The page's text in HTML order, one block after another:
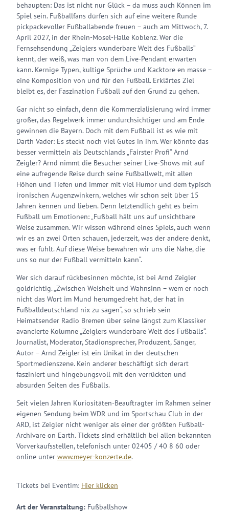
behaupten: Das ist nicht nur Glück – da muss auch Können im
Spiel sein. Fußballfans dürfen sich auf eine weitere Runde
pickpackevoller Fußballabende freuen – auch am Mittwoch, 7.
April 2027, in der Rhein-Mosel-Halle Koblenz. Wer die
Fernsehsendung „Zeiglers wunderbare Welt des Fußballs“
kennt, der weiß, was man von dem Live-Pendant erwarten
kann. Kernige Typen, kultige Sprüche und Kacktore en masse –
eine Komposition von und für den Fußball. Erklärtes Ziel
bleibt es, der Faszination Fußball auf den Grund zu gehen.
Gar nicht so einfach, denn die Kommerzialisierung wird immer
größer, das Regelwerk immer undurchsichtiger und am Ende
gewinnen die Bayern. Doch mit dem Fußball ist es wie mit
Darth Vader: Es steckt noch viel Gutes in ihm. Wer könnte das
besser vermitteln als Deutschlands „Fairster Profi“ Arnd
Zeigler? Arnd nimmt die Besucher seiner Live-Shows mit auf
eine aufregende Reise durch seine Fußballwelt, mit allen
Höhen und Tiefen und immer mit viel Humor und dem typisch
ironischen Augenzwinkern, welches wir schon seit über 15
Jahren kennen und lieben. Denn letztendlich geht es beim
Fußball um Emotionen: „Fußball hält uns auf unsichtbare
Weise zusammen. Wir wissen während eines Spiels, auch wenn
wir es an zwei Orten schauen, jederzeit, was der andere denkt,
was er fühlt. Auf diese Weise bewahren wir uns die Nähe, die
uns so nur der Fußball vermitteln kann“.
Wer sich darauf rückbesinnen möchte, ist bei Arnd Zeigler
goldrichtig. „Zwischen Weisheit und Wahnsinn – wem er noch
nicht das Wort im Mund herumgedreht hat, der hat in
Fußballdeutschland nix zu sagen“, so schrieb sein
Heimatsender Radio Bremen über seine längst zum Klassiker
avancierte Kolumne „Zeiglers wunderbare Welt des Fußballs“.
Journalist, Moderator, Stadionsprecher, Produzent, Sänger,
Autor – Arnd Zeigler ist ein Unikat in der deutschen
Sportmedienszene. Kein anderer beschäftigt sich derart
fasziniert und hingebungsvoll mit den verrückten und
absurden Seiten des Fußballs.
Seit vielen Jahren Kuriositäten-Beauftragter im Rahmen seiner
eigenen Sendung beim WDR und im Sportschau Club in der
ARD, ist Zeigler nicht weniger als einer der größten Fußball-
Archivare on Earth. Tickets sind erhältlich bei allen bekannten
Vorverkaufsstellen, telefonisch unter 02405 / 40 8 60 oder
online unter www.meyer-konzerte.de.
Tickets bei Eventim: Hier klicken
Art der Veranstaltung: Fußballshow